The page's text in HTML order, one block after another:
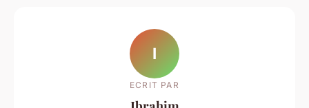
I
ECRIT PAR